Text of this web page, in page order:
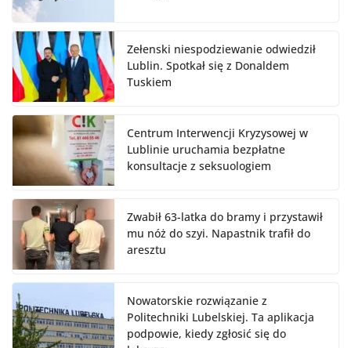
Zełenski niespodziewanie odwiedził
Lublin. Spotkał się z Donaldem
Tuskiem
Centrum Interwencji Kryzysowej w
Lublinie uruchamia bezpłatne
konsultacje z seksuologiem
Zwabił 63-latka do bramy i przystawił
mu nóż do szyi. Napastnik trafił do
aresztu
Nowatorskie rozwiązanie z
Politechniki Lubelskiej. Ta aplikacja
podpowie, kiedy zgłosić się do